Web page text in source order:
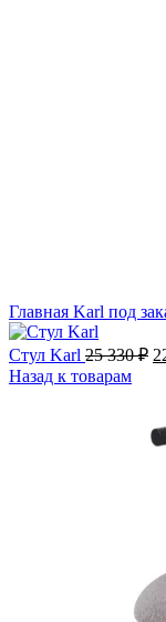
Главная Karl под
Стул Karl 25 330₽
Назад к товарам